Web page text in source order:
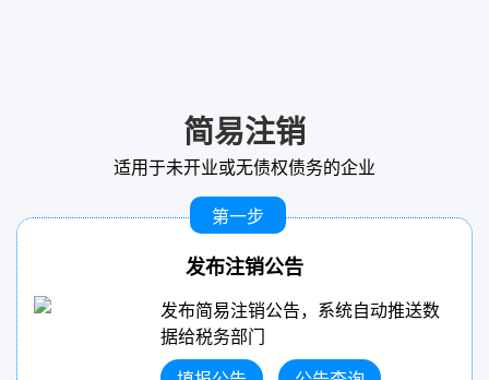
简易注销
适用于未开业或无债权债务的企业
第一步
发布注销公告
发布简易注销公告，系统自动推送数
据给税务部门